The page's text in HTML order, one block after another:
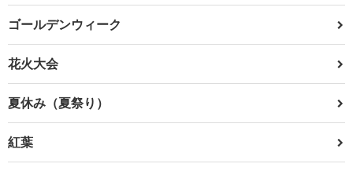
ゴールデンウィーク
花火大会
夏休み（夏祭り）
紅葉